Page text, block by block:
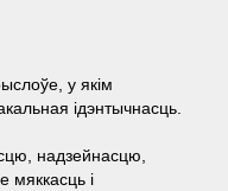
у якім
ідэнтычнасць.
надзейнасцю,
мяккасць і